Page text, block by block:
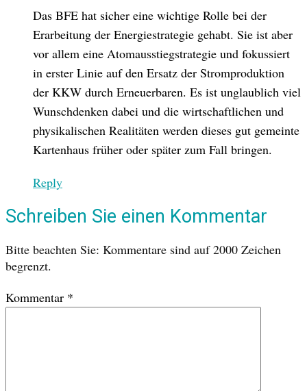
Das BFE hat sicher eine wichtige Rolle bei der
Erarbeitung der Energiestrategie gehabt. Sie ist aber
vor allem eine Atomausstiegstrategie und fokussiert
in erster Linie auf den Ersatz der Stromproduktion
der KKW durch Erneuerbaren. Es ist unglaublich viel
Wunschdenken dabei und die wirtschaftlichen und
physikalischen Realitäten werden dieses gut gemeinte
Kartenhaus früher oder später zum Fall bringen.
Reply
Schreiben Sie einen Kommentar
Bitte beachten Sie: Kommentare sind auf 2000 Zeichen
begrenzt.
Kommentar *